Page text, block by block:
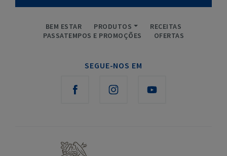
BEM ESTAR PRODUTOS
RECEITAS
PASSATEMPOS E PROMOÇÕES
OFERTAS
SEGUE-NOS EM